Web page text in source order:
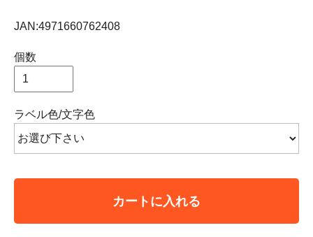
JAN:4971660762408
個数
ラベル色/文字色
カートに入れる